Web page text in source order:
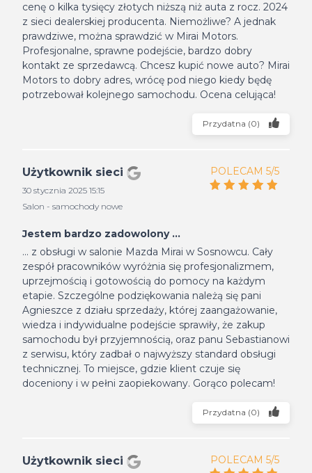
cenę o kilka tysięcy złotych niższą niż auta z rocz. 2024
z sieci dealerskiej producenta. Niemożliwe? A jednak
prawdziwe, można sprawdzić w Mirai Motors.
Profesjonalne, sprawne podejście, bardzo dobry
kontakt ze sprzedawcą. Chcesz kupić nowe auto? Mirai
Motors to dobry adres, wrócę pod niego kiedy będę
potrzebował kolejnego samochodu. Ocena celująca!
Przydatna (0)
Użytkownik sieci
30 stycznia 2025 15:15
Salon - samochody nowe
POLECAM 5/5
Jestem bardzo zadowolony ...
... z obsługi w salonie Mazda Mirai w Sosnowcu. Cały
zespół pracowników wyróżnia się profesjonalizmem,
uprzejmością i gotowością do pomocy na każdym
etapie. Szczególne podziękowania należą się pani
Agnieszce z działu sprzedaży, której zaangażowanie,
wiedza i indywidualne podejście sprawiły, że zakup
samochodu był przyjemnością, oraz panu Sebastianowi
z serwisu, który zadbał o najwyższy standard obsługi
technicznej. To miejsce, gdzie klient czuje się
doceniony i w pełni zaopiekowany. Gorąco polecam!
Przydatna (0)
Użytkownik sieci POLECAM 5/5